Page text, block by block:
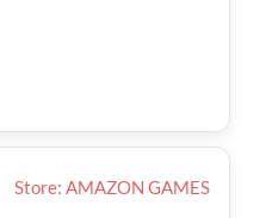
Store: AMAZON GAMES